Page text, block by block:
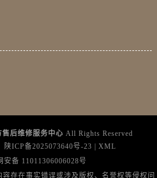
陕西省延安市宝塔区中心街江诗丹顿售后服务中心（需提前预约）
新疆维吾尔自治区阿拉山口市友好路江诗丹顿售后服务中心（需提前预约）
新疆维吾尔自治区阿勒泰市解放路江诗丹顿售后服务中心（需提前预约）
后维修服务中心 All Rights Reserved
陕ICP备2025073640号-23 | XML
安备 11011306006028号
存在事实错误或涉及版权、名誉权等侵权问